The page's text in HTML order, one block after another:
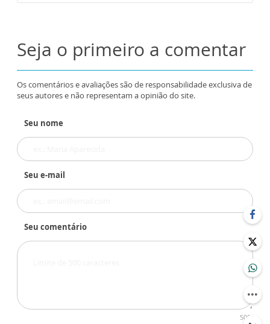
Seja o primeiro a comentar
Os comentários e avaliações são de responsabilidade exclusiva de
seus autores e não representam a opinião do site.
Seu nome
Seu e-mail
Seu comentário
500